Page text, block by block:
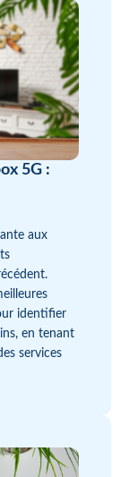
5G :
aux
identifier
en tenant
services